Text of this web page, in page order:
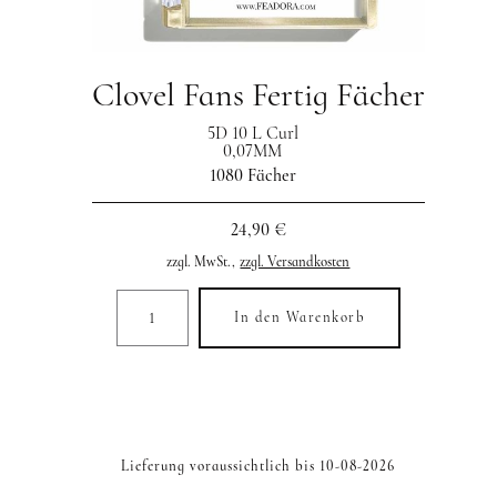
Clovel Fans Fertig Fächer
5D 10 L Curl
0,07MM
1080 Fächer
24,90 €
zzgl. MwSt., zzgl. Versandkosten
In den Warenkorb
Lieferung voraussichtlich bis 10-08-2026